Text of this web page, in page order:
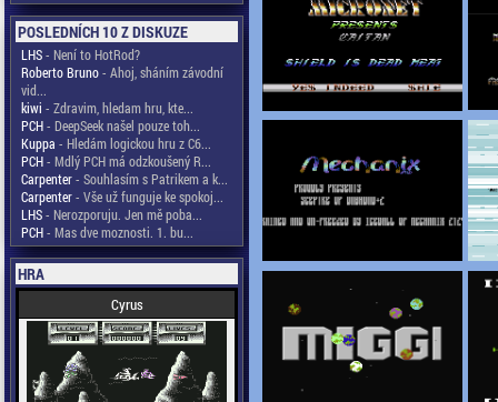
POSLEDNÍCH 10 Z DISKUZE
LHS- Není to HotRod?
Roberto Bruno- Ahoj, sháním závodní
vid...
kiwi - Zdravim, hledam hru, kte...
PCH- DeepSeek našel pouze toh...
Kuppa - Hledám logickou hru z C6...
PCH- Mdlý PCH má odzkoušený R...
Carpenter- Souhlasím s Patrikem a k...
Carpenter- Vše už funguje ke spokoj...
LHS- Nerozporuju. Jen mě poba...
PCH- Mas dve moznosti. 1. bu...
HRA
Cyrus